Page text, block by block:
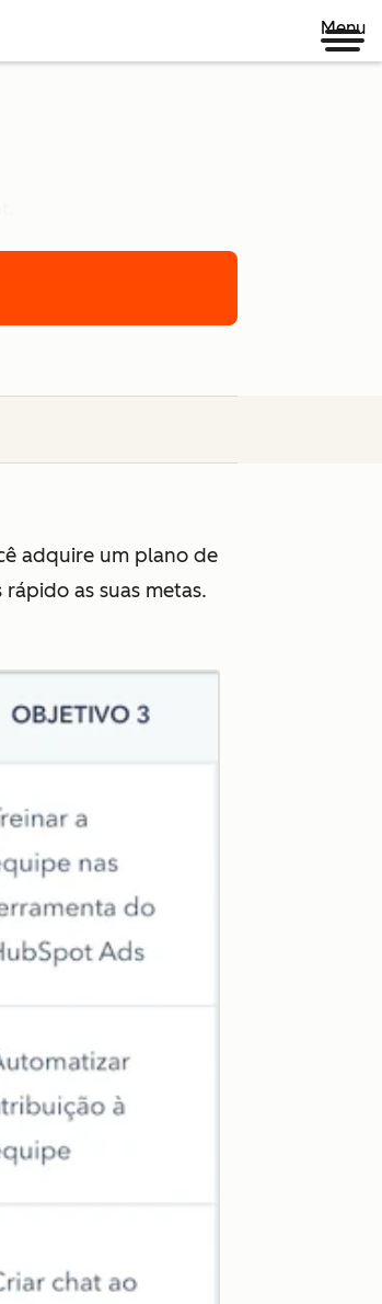
Menu
adquire um plano de
as suas metas.